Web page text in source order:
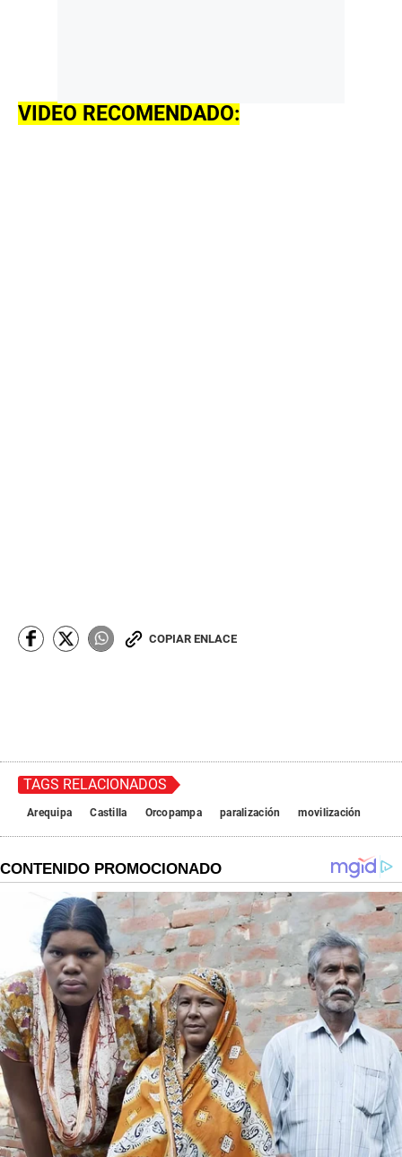
VIDEO RECOMENDADO:
COPIAR ENLACE
TAGS RELACIONADOS
Arequipa Castilla Orcopampa paralización movilización